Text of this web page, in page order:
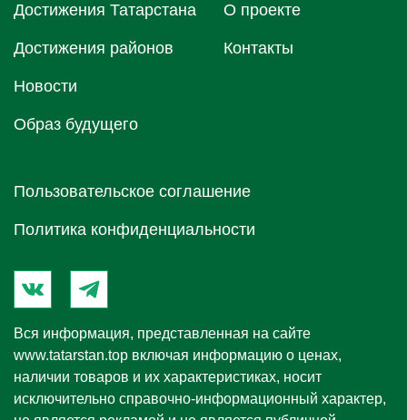
Достижения Татарстана
Достижения районов
Новости
Образ будущего
О проектe
Контакты
Пользовательское соглашение
Политика конфиденциальности
Вся информация, представленная на сайте
www.tatarstan.top включая информацию о ценах,
наличии товаров и их характеристиках, носит
исключительно справочно-информационный характер,